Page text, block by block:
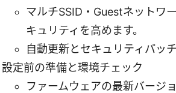
マルチSSID・Guestネットワ
キュリティを高めます。
自動更新とセキュリティパッ
設定前の準備と環境チェック
ファームウェアの最新バージ